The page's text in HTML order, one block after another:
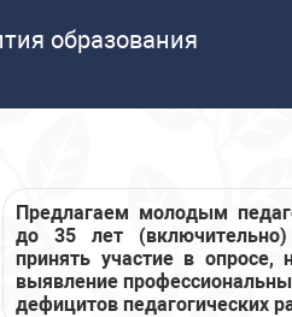
образования
Предлагаем молодым
до 35 лет
принять участие в опросе,
выявление
дефицитов педагогических